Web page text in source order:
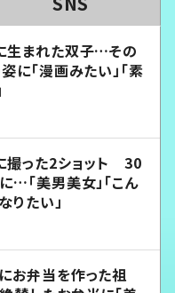
生まれた双子…その
に「漫画みたい」「素
撮った2ショット 30
…「美男美女」「こん
りたい」
お弁当を作った祖